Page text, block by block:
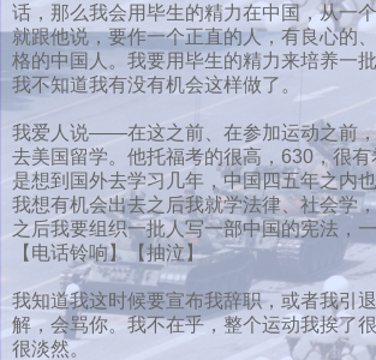
话，那么我会用毕生的精力在中国，从一
就跟他说，要作一个正直的人，有良心的
格的中国人。我要用毕生的精力来培养一
我不知道我有没有机会这样做了。
我爱人说——在这之前、在参加运动之前
去美国留学。他托福考的很高，630，很
是想到国外去学习几年，中国四五年之内
我想有机会出去之后我就学法律、社会学
之后我要组织一批人写一部中国的宪法，
【电话铃响】【抽泣】
我知道我这时候要宣布我辞职，或者我引
解，会骂你。我不在乎，整个运动我挨了
很淡然。